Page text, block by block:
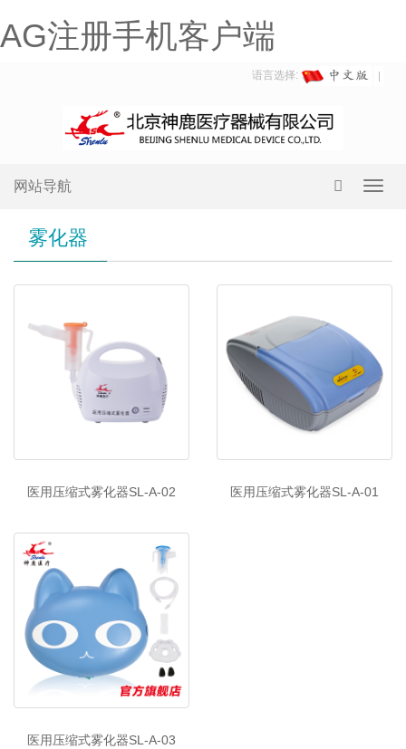
AG注册手机客户端
语言选择:
网站导航
雾化器
医用压缩式雾化器SL-A-02 医用压缩式雾化器SL-A-01
医用压缩式雾化器SL-A-03